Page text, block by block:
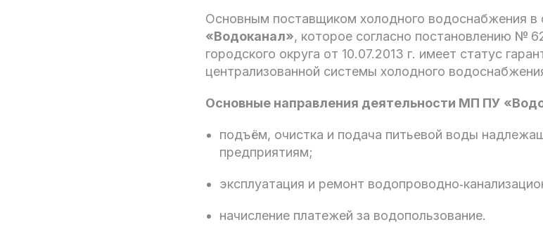
Основным поставщиком холодного водоснабжения в
«Водоканал», которое согласно постановлению №
городского округа от 10.07.2013 г. имеет статус
централизованной системы холодного
Основные направления деятельности МП ПУ
подъём, очистка и подача питьевой воды
предприятиям;
эксплуатация и ремонт
начисление платежей за водопользование.